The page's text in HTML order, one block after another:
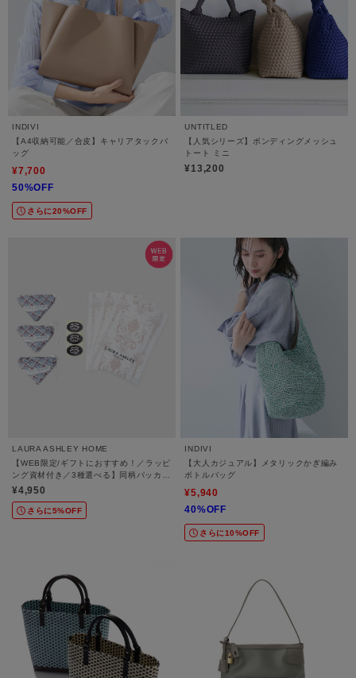
INDIVI
【A4収納可能／合皮】キャリアタックバ
ッグ
¥7,700
50%OFF
さらに20%OFF
UNTITLED
【人気シリーズ】ボンディングメッシュ
トート ミニ
¥13,200
LAURA ASHLEY HOME
【WEB限定/ギフトにおすすめ！／ラッピ
ング資材付き／3種選べる】同柄パッカブ
ル 3個入りセット
¥4,950
さらに5%OFF
INDIVI
【大人カジュアル】メタリックかぎ編み
ボトルバッグ
¥5,940
40%OFF
さらに10%OFF